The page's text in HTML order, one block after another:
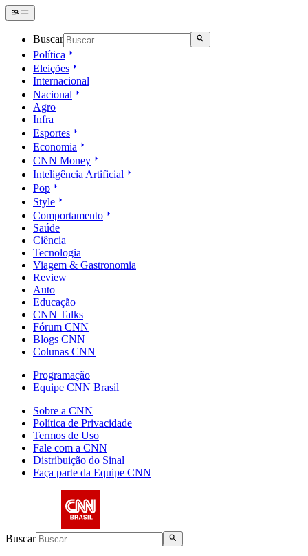
Buscar
Política
Eleições
Internacional
Nacional
Agro
Infra
Esportes
Economia
CNN Money
Inteligência Artificial
Pop
Style
Comportamento
Saúde
Ciência
Tecnologia
Viagem & Gastronomia
Review
Auto
Educação
CNN Talks
Fórum CNN
Blogs CNN
Colunas CNN
Programação
Equipe CNN Brasil
Sobre a CNN
Política de Privacidade
Termos de Uso
Fale com a CNN
Distribuição do Sinal
Faça parte da Equipe CNN
Buscar